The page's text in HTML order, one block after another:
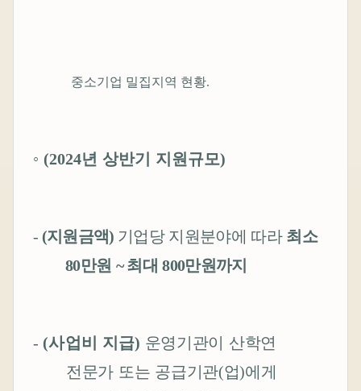
중소기업 밀집지역 현황.
◦ (2024년 상반기 지원규모)
- (지원금액) 기업당 지원분야에 따라 최소
80만원 ~최대800만원까지
- (사업비 지급) 운영기관이 산학연
전문가 또는 공급기관(업)에게